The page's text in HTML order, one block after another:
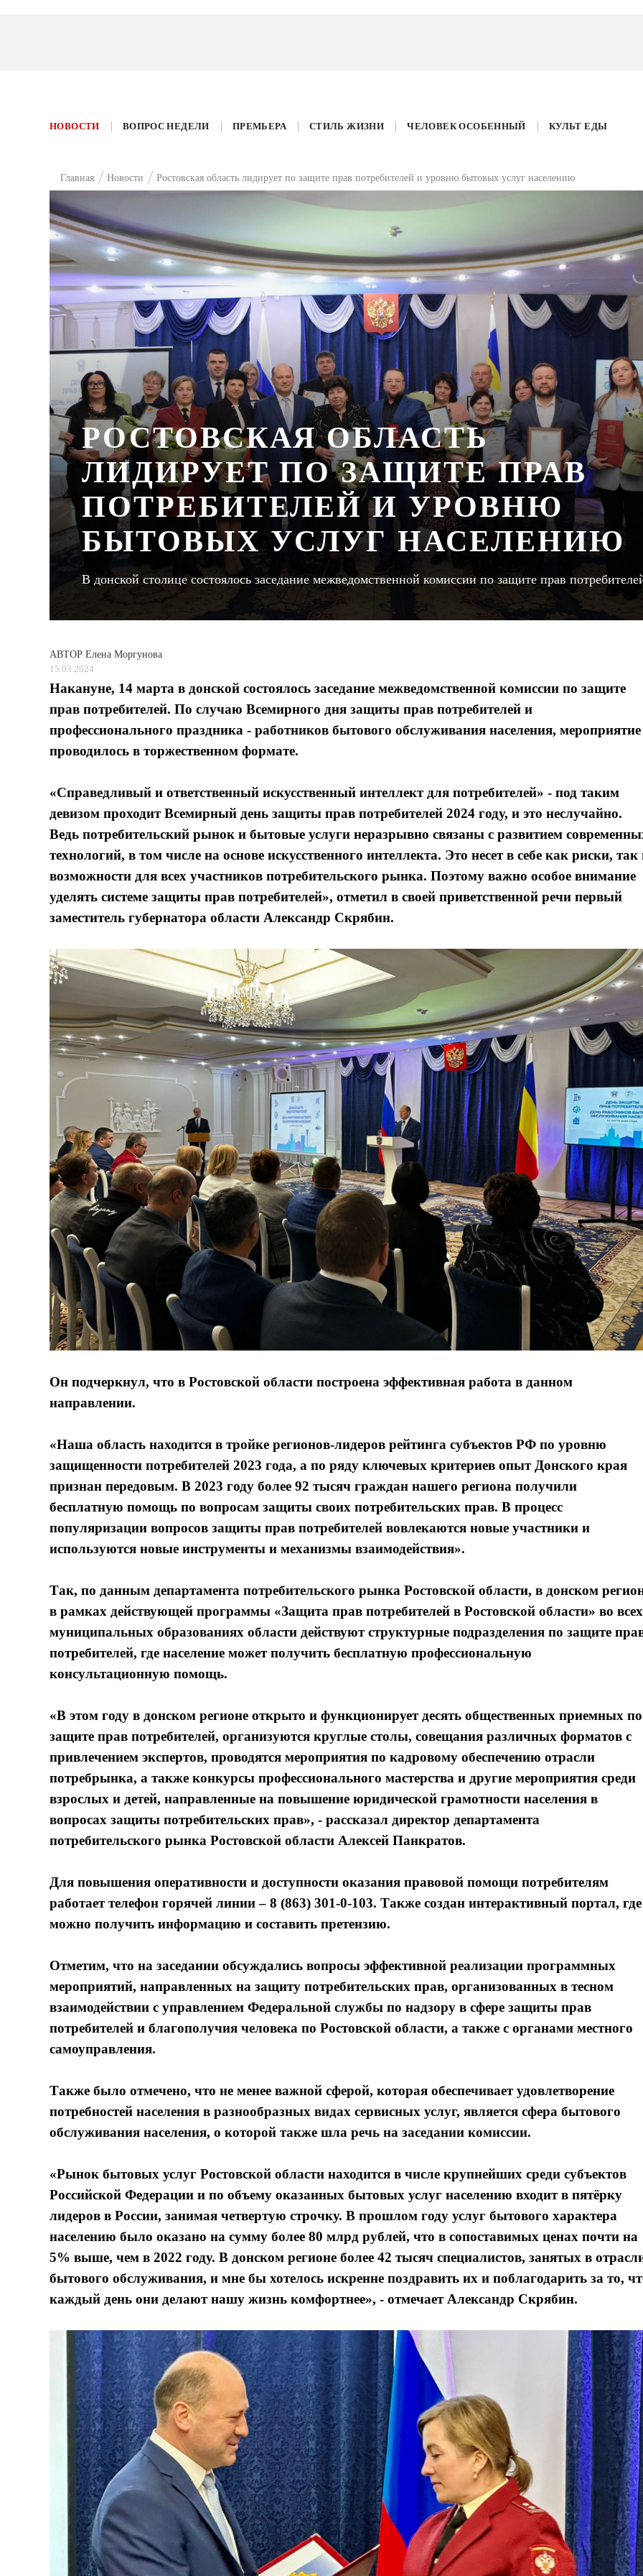
НОВОСТИ ВОПРОС НЕДЕЛИ ПРЕМЬЕРА СТИЛЬ ЖИЗНИ ЧЕЛОВЕК ОСОБЕННЫЙ КУЛЬТ ЕДЫ
Главная Новости Ростовская область лидирует по защите прав потребителей и уровню бытовых услуг населению
РОСТОВСКАЯ ОБЛАСТЬ
ЛИДИРУЕТ ПО ЗАЩИТЕ ПРАВ
ПОТРЕБИТЕЛЕЙ И УРОВНЮ
БЫТОВЫХ УСЛУГ НАСЕЛЕНИЮ
В донской столице состоялось заседание межведомственной комиссии по защите прав
АВТОР Елена Моргунова
15.03.2024
Накануне, 14 марта в донской состоялось заседание межведомственной комиссии по защите
прав потребителей. По случаю Всемирного дня защиты прав потребителей и
профессионального праздника - работников бытового обслуживания населения, мероприятие
проводилось в торжественном формате.
«Справедливый и ответственный искусственный интеллект для потребителей» - под таким
девизом проходит Всемирный день защиты прав потребителей 2024 году, и это неслучайно.
Ведь потребительский рынок и бытовые услуги неразрывно связаны с развитием
технологий, в том числе на основе искусственного интеллекта. Это несет в себе как риски, так
возможности для всех участников потребительского рынка. Поэтому важно особое внимание
уделять системе защиты прав потребителей», отметил в своей приветственной речи первый
заместитель губернатора области Александр Скрябин.
Он подчеркнул, что в Ростовской области построена эффективная работа в данном
направлении.
«Наша область находится в тройке регионов-лидеров рейтинга субъектов РФ по уровню
защищенности потребителей 2023 года, а по ряду ключевых критериев опыт Донского края
признан передовым. В 2023 году более 92 тысяч граждан нашего региона получили
бесплатную помощь по вопросам защиты своих потребительских прав. В процесс
популяризации вопросов защиты прав потребителей вовлекаются новые участники и
используются новые инструменты и механизмы взаимодействия».
Так, по данным департамента потребительского рынка Ростовской области, в донском
в рамках действующей программы «Защита прав потребителей в Ростовской области» во всех
муниципальных образованиях области действуют структурные подразделения по защите
потребителей, где население может получить бесплатную профессиональную
консультационную помощь.
«В этом году в донском регионе открыто и функционирует десять общественных приемных по
защите прав потребителей, организуются круглые столы, совещания различных форматов с
привлечением экспертов, проводятся мероприятия по кадровому обеспечению отрасли
потребрынка, а также конкурсы профессионального мастерства и другие мероприятия среди
взрослых и детей, направленные на повышение юридической грамотности населения в
вопросах защиты потребительских прав», - рассказал директор департамента
потребительского рынка Ростовской области Алексей Панкратов.
Для повышения оперативности и доступности оказания правовой помощи потребителям
работает телефон горячей линии – 8 (863) 301-0-103. Также создан интерактивный портал, где
можно получить информацию и составить претензию.
Отметим, что на заседании обсуждались вопросы эффективной реализации программных
мероприятий, направленных на защиту потребительских прав, организованных в тесном
взаимодействии с управлением Федеральной службы по надзору в сфере защиты прав
потребителей и благополучия человека по Ростовской области, а также с органами местного
самоуправления.
Также было отмечено, что не менее важной сферой, которая обеспечивает удовлетворение
потребностей населения в разнообразных видах сервисных услуг, является сфера бытового
обслуживания населения, о которой также шла речь на заседании комиссии.
«Рынок бытовых услуг Ростовской области находится в числе крупнейших среди субъектов
Российской Федерации и по объему оказанных бытовых услуг населению входит в пятёрку
лидеров в России, занимая четвертую строчку. В прошлом году услуг бытового характера
населению было оказано на сумму более 80 млрд рублей, что в сопоставимых ценах почти на
5% выше, чем в 2022 году. В донском регионе более 42 тысяч специалистов, занятых в
бытового обслуживания, и мне бы хотелось искренне поздравить их и поблагодарить за то,
каждый день они делают нашу жизнь комфортнее», - отмечает Александр Скрябин.